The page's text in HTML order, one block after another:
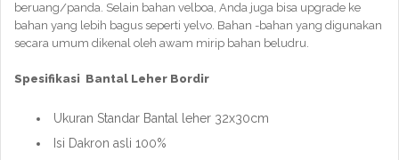
beruang/panda. Selain bahan velboa, Anda juga bisa upgrade ke
bahan yang lebih bagus seperti yelvo. Bahan -bahan yang digunakan
secara umum dikenal oleh awam mirip bahan beludru.
Spesifikasi Bantal Leher Bordir
Ukuran Standar Bantal leher 32x30cm
Isi Dakron asli 100%